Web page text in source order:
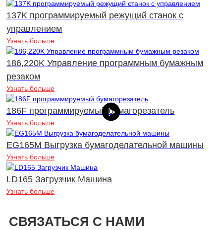
137K программируемый режущий станок с
управлением
Узнать больше
186,220K Управление программным бумажным
резаком
Узнать больше
186F программируемый бумагорезатель
Узнать больше
EG165M Выгрузка бумагоделательной машины
Узнать больше
LD165 Загрузчик Машина
Узнать больше
СВЯЗАТЬСЯ С НАМИ